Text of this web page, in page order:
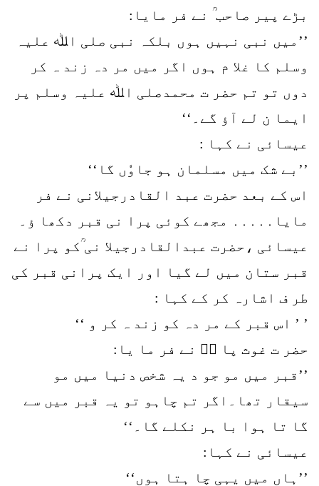
بڑے پیر صاحب ؒ نے فر مایا:
’’میں نبی نہیں ہوں بلکہ نبی صلی اﷲ علیہ
وسلم کا غلا م ہوں اگر میں مر دہ زند ہ کر
دوں تو تم حضر ت محمدصلی اﷲ علیہ وسلم پر
ایما ن لے آؤ گے۔‘‘
عیسائی نے کہا :
’’بے شک میں مسلمان ہو جاوٗں گا‘‘
اس کے بعد حضرت عبد القادرجیلانی نے فر
مایا․․․․․ مجھے کوئی پرا نی قبر دکھا ؤ۔
عیسائی ،حضرت عبدالقادرجیلا نی ؒکو پرا نے
قبر ستان میں لے گیا اور ایک پرانی قبر کی
طر ف اشارہ کر کے کہا :
’ ’ اس قبر کے مر دہ کو زند ہ کر و ‘‘
حضر ت غوث پا کؒ نے فر ما یا:
’’قبر میں مو جو د یہ شخص دنیا میں مو
سیقار تھا۔اگر تم چاہو تو یہ قبر میں سے
گا تا ہوا با ہر نکلے گا۔‘‘
عیسائی نے کہا:
’’ہاں میں یہی چا ہتا ہوں‘‘